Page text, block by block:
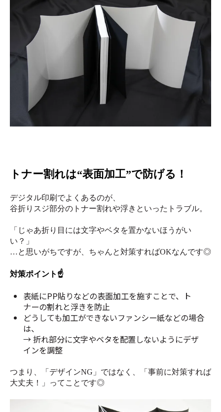
トナー割れは“表面加工”で防げる！
デジタル印刷でよくあるのが、
谷折りスジ部分のトナー割れや浮きといったトラブル。
「じゃあ折り目には文字やベタを置かないほうがい
い？」
…と思いがちですが、ちゃんと対策すればOKなんです◎
対策ポイント☝️
表紙にPP貼りなどの表面加工を施すことで、ト
ナーの割れと浮きを防止
どうしても加工ができないファンシー紙などの場合
は、
→ 折れ部分に文字やベタを配置しないようにデザ
インを調整
つまり、「デザインNG」ではなく、「事前に対策すれば
大丈夫！」ってことです◎